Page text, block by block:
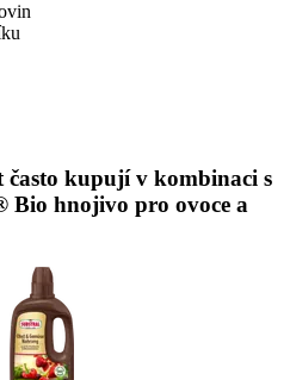
kupují v kombinaci s
hnojivo pro ovoce a